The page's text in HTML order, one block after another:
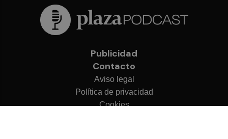
Publicidad
Contacto
Aviso legal
Política de privacidad
Cookies